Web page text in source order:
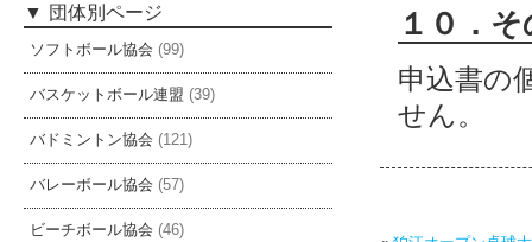
１０．
申込書の
せん。
団体別ページ
ソフトボール協会 (99)
バスケットボール連盟 (39)
バドミントン協会 (121)
バレーボール協会 (57)
ビーチボール協会 (46)